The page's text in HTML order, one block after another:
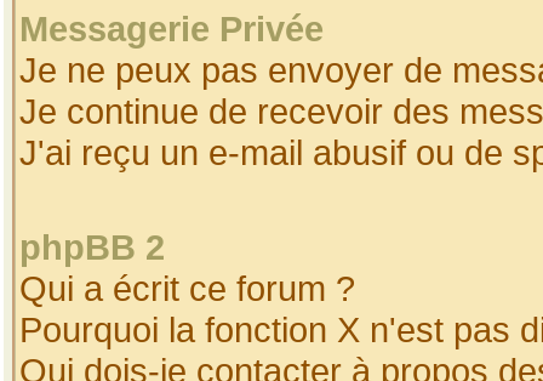
Messagerie Privée
Je ne peux pas envoyer de
Je continue de recevoir des
J'ai reçu un e-mail abusif ou de
phpBB 2
Qui a écrit ce forum ?
Pourquoi la fonction X n'est pas
Qui dois-je contacter à propos